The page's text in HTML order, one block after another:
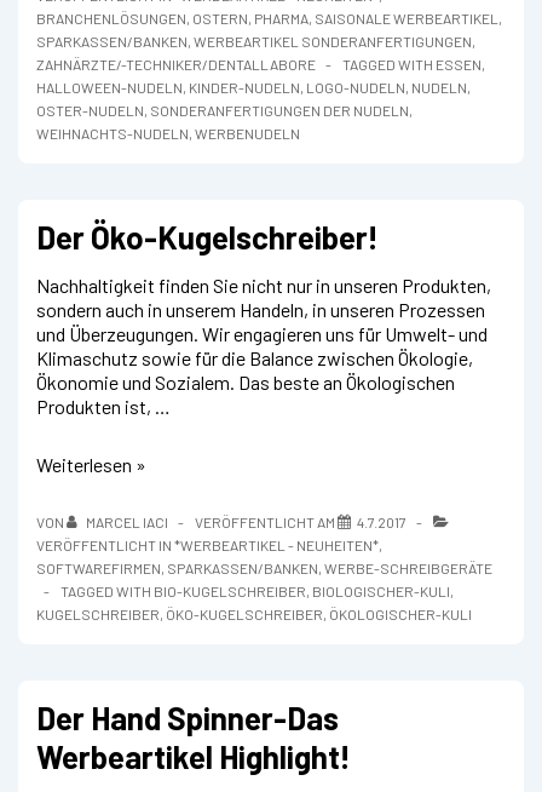
BRANCHENLÖSUNGEN, OSTERN, PHARMA, SAISONALE WERBEARTIKEL ,
SPARKASSEN/BANKEN, WERBEARTIKEL SONDERANFERTIGUNGEN,
ZAHNÄRZTE/-TECHNIKER/DENTALLABORE
TAGGED WITH ESSEN,
HALLOWEEN-NUDELN, KINDER-NUDELN, LOGO-NUDELN, NUDELN,
OSTER-NUDELN, SONDERANFERTIGUNGEN DER NUDELN,
WEIHNACHTS-NUDELN, WERBENUDELN
Der Öko-Kugelschreiber!
Nachhaltigkeit finden Sie nicht nur in unseren Produkten,
sondern auch in unserem Handeln, in unseren Prozessen
und Überzeugungen. Wir engagieren uns für Umwelt- und
Klimaschutz sowie für die Balance zwischen Ökologie,
Ökonomie und Sozialem. Das beste an Ökologischen
Produkten ist, …
Der
Kugelschreiber!
Weiterlesen »
VON MARCEL IACI VERÖFFENTLICHT AM
4.7.2017
VERÖFFENTLICHT IN *WERBEARTIKEL - NEUHEITEN*,
SOFTWAREFIRMEN, SPARKASSEN/BANKEN, WERBE-SCHREIBGERÄTE
TAGGED WITH BIO-KUGELSCHREIBER, BIOLOGISCHER-KULI,
KUGELSCHREIBER, ÖKO-KUGELSCHREIBER, ÖKOLOGISCHER-KULI
Der Hand Spinner-Das
Werbeartikel Highlight!